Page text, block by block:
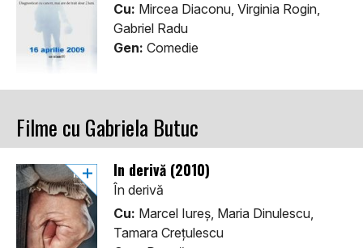
Cu: Mircea Diaconu, Virginia Rogin,
Gabriel Radu
Gen: Comedie
Filme cu Gabriela Butuc
În derivă (2010)
În derivă
Cu: Marcel Iureș, Maria Dinulescu,
Tamara Crețulescu